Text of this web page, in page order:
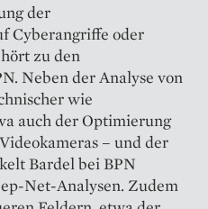
der
Cyberangriffe oder
zu den
Neben der Analyse von
wie
auch der Optimierung
– und der
Bardel bei BPN
Net-Analysen. Zudem